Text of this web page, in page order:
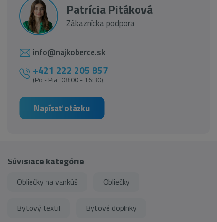
Patrícia Pitáková
Zákaznícka podpora
info@najkoberce.sk
+421 222 205 857
(Po - Pia 08:00 - 16:30)
Napísať otázku
Súvisiace kategórie
Obliečky na vankúš Obliečky
Bytový textil Bytové doplnky